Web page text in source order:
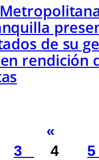
de su
rendición
«
3 4 5